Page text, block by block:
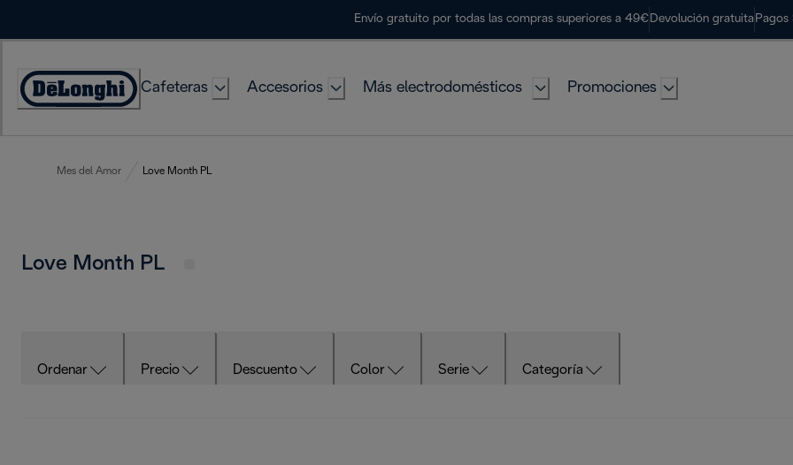
Envío gratuito por todas las compras superiores a 49€ Devolución gratuita Pagos
Accessibility
Cafeteras Accesorios Más electrodomésticos Promociones
Mes del Amor Love Month PL
Love Month PL
Ordenar Precio Descuento Color Serie Categoría